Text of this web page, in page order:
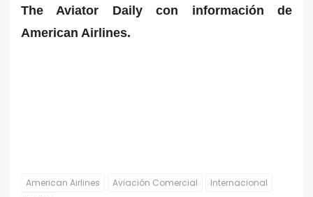
The Aviator Daily con información de
American Airlines.
American Airlines Aviación Comercial
Internacional